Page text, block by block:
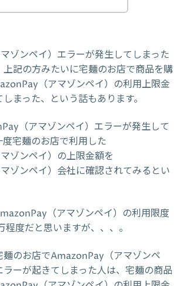
ゾンペイ）エラーが発生してしまった
記の方みたいに宅麺のお店で商品を購
（アマゾンペイ）の利用上限金
まった、という話もあります。
（アマゾンペイ）エラーが発生して
度宅麺のお店で利用した
ゾンペイ）の上限金額を
ゾンペイ）会社に確認されてみるとい
（アマゾンペイ）の利用限度
度だと思いますが、、、。
麺のお店でAmazonPay（アマゾンペ
ーが起きてしまった人は、宅麺の商品